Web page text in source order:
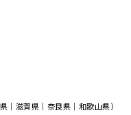
｜滋賀県｜奈良県｜和歌山県）